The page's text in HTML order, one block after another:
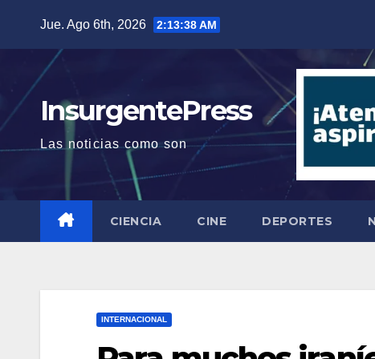
contenido
Jue. Ago 6th, 2026 2:13:39 AM
InsurgentePress
Las noticias como son
CIENCIA CINE DEPORTES
INTERNACIONAL